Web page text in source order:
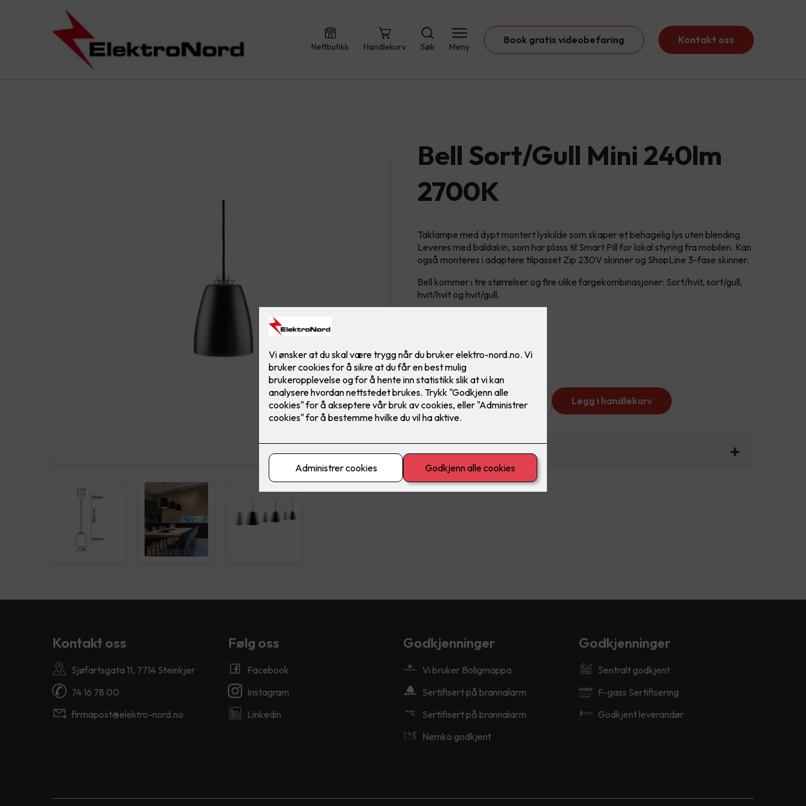
Nettbutikk Handlekurv Søk Meny
Book gratis videobefaring Kontakt oss
Bell Sort/Gull Mini 240lm
2700K
Taklampe med dypt montert lyskilde som skaper et behagelig lys uten blending.
Leveres med baldakin, som har plass til Smart Pill for lokal styring fra mobilen. Kan
også monteres i adaptere tilpasset Zip 230V skinner og ShopLine 3-fase skinner.
Bell kommer i tre størrelser og fire ulike fargekombinasjoner: Sort/hvit, sort/gull,
hvit/hvit og hvit/gull.
3,200,-
Antall - Legg i handlekurv
Teknisk informasjon
Kontakt oss
Sjøfartsgata 11, 7714 Steinkjer
74 16 78 00
firmapost@elektro-nord.no
Følg oss
Facebook
Instagram
Linkedin
Godkjenninger
Vi bruker Boligmappa
Sertifisert på brannalarm
Sertifisert på brannalarm
Nemko godkjent
Godkjenninger
Sentralt godkjent
F-gass Sertifisering
Godkjent leverandør